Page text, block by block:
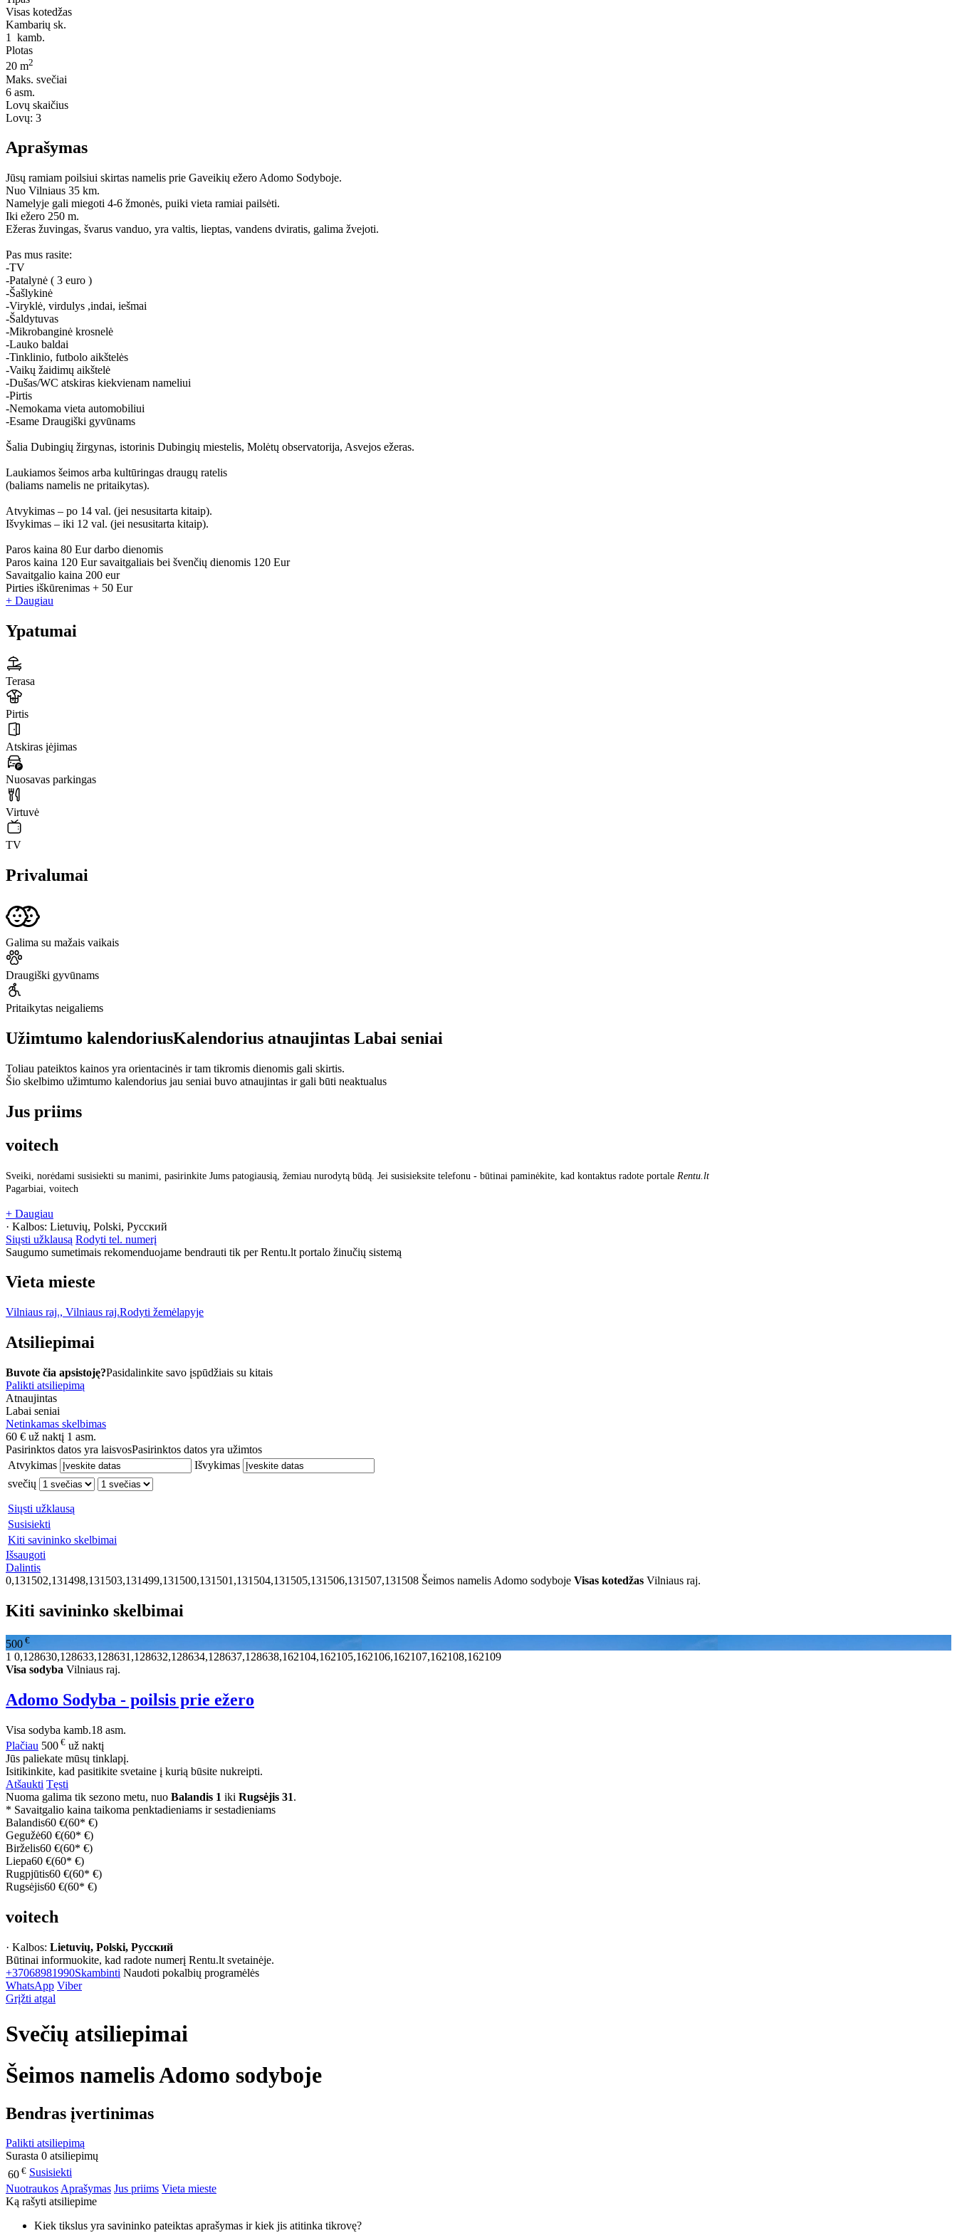
Visas kotedžas
Kambarių sk.
1
kamb.
Plotas
20 m2
Maks. svečiai
6 asm.
Lovų skaičius
Lovų: 3
Aprašymas
Jūsų ramiam poilsiui skirtas namelis prie Gaveikių ežero Adomo Sodyboje.
Nuo Vilniaus 35 km.
Namelyje gali miegoti 4-6 žmonės, puiki vieta ramiai pailsėti.
Iki ežero 250 m.
Ežeras žuvingas, švarus vanduo, yra valtis, lieptas, vandens dviratis, galima žvejoti.
Pas mus rasite:
-TV
-Patalynė ( 3 euro )
-Šašlykinė
-Viryklė, virdulys ,indai, iešmai
-Šaldytuvas
-Mikrobanginė krosnelė
-Lauko baldai
-Tinklinio, futbolo aikštelės
-Vaikų žaidimų aikštelė
-Dušas/WC atskiras kiekvienam nameliui
-Pirtis
-Nemokama vieta automobiliui
-Esame Draugiški gyvūnams
Šalia Dubingių žirgynas, istorinis Dubingių miestelis, Molėtų observatorija, Asvejos ežeras.
Laukiamos šeimos arba kultūringas draugų ratelis
(baliams namelis ne pritaikytas).
Atvykimas – po 14 val. (jei nesusitarta kitaip).
Išvykimas – iki 12 val. (jei nesusitarta kitaip).
Paros kaina 80 Eur darbo dienomis
Paros kaina 120 Eur savaitgaliais bei švenčių dienomis 120 Eur
Savaitgalio kaina 200 eur
Pirties iškūrenimas + 50 Eur
+ Daugiau
Ypatumai
Terasa
Pirtis
Atskiras įėjimas
Nuosavas parkingas
Virtuvė
TV
Privalumai
Galima su mažais vaikais
Draugiški gyvūnams
Pritaikytas neigaliems
Užimtumo kalendoriusKalendorius atnaujintas Labai seniai
Toliau pateiktos kainos yra orientacinės ir tam tikromis dienomis gali skirtis.
Šio skelbimo užimtumo kalendorius jau seniai buvo atnaujintas ir gali būti neaktualus
Jus priims
voitech
Sveiki, norėdami susisiekti su manimi, pasirinkite Jums patogiausią, žemiau nurodytą būdą. Jei susisieksite telefonu - būtinai paminėkite, kad kontaktus radote portale Rentu.lt
Pagarbiai, voitech
+ Daugiau
· Kalbos: Lietuvių, Polski, Русский
Siųsti užklausą Rodyti tel. numerį
Saugumo sumetimais rekomenduojame bendrauti tik per Rentu.lt portalo žinučių sistemą
Vieta mieste
Vilniaus raj., Vilniaus raj.Rodyti žemėlapyje
Atsiliepimai
Buvote čia apsistoję?Pasidalinkite savo įspūdžiais su kitais
Palikti atsiliepimą
Atnaujintas
Labai seniai
Netinkamas skelbimas
60 € už naktį 1 asm.
Pasirinktos datos yra laisvosPasirinktos datos yra užimtos
Atvykimas
Išvykimas
svečių
Siųsti užklausą
Susisiekti
Kiti savininko skelbimai
Išsaugoti
Dalintis
0,131502,131498,131503,131499,131500,131501,131504,131505,131506,131507,131508 Šeimos namelis Adomo sodyboje Visas kotedžas Vilniaus raj.
Kiti savininko skelbimai
500 €
1 0,128630,128633,128631,128632,128634,128637,128638,162104,162105,162106,162107,162108,162109
Visa sodyba Vilniaus raj.
Adomo Sodyba - poilsis prie ežero
Visa sodyba kamb.18 asm.
Plačiau 500 € už naktį
Jūs paliekate mūsų tinklapį.
Isitikinkite, kad pasitikite svetaine į kurią būsite nukreipti.
Atšaukti Tęsti
Nuoma galima tik sezono metu, nuo Balandis 1 iki Rugsėjis 31.
* Savaitgalio kaina taikoma penktadieniams ir sestadieniams
Balandis60 €(60* €)
Gegužė60 €(60* €)
Birželis60 €(60* €)
Liepa60 €(60* €)
Rugpjūtis60 €(60* €)
Rugsėjis60 €(60* €)
voitech
· Kalbos: Lietuvių, Polski, Русский
Būtinai informuokite, kad radote numerį Rentu.lt svetainėje.
+37068981990Skambinti Naudoti pokalbių programėlės
WhatsApp Viber
Grįžti atgal
Svečių atsiliepimai
Šeimos namelis Adomo sodyboje
Bendras įvertinimas
Palikti atsiliepimą
Surasta 0 atsiliepimų
60 € Susisiekti
NuotraukosAprašymas Jus priims Vieta mieste
Ką rašyti atsiliepime
Kiek tikslus yra savininko pateiktas aprašymas ir kiek jis atitinka tikrovę?